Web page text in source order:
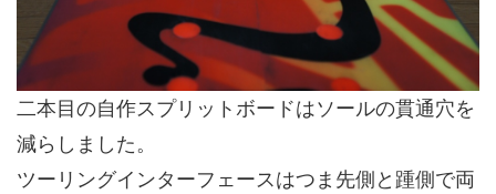
二本目の自作スプリットボードはソールの貫通穴を
減らしました。
ツーリングインターフェースはつま先側と踵側で両